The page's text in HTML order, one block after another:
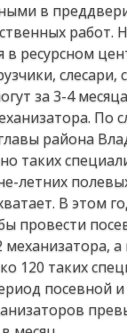
в
работ.
в ресурсном
слесари,
за 3-4
По
района
таких
летних
В этом
провести
механизатора, а
120 таких
посевной